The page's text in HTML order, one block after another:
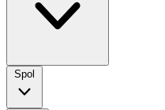
Spol